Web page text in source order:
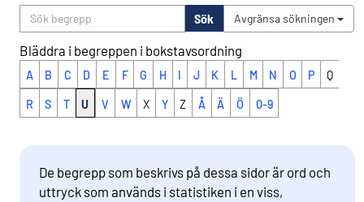
Sök Avgränsa sökningen
Bläddra i begreppen i bokstavsordning
A B C D E F G H I J K L M N O P Q
R S T U V W X Y Z Å Ä Ö 0-9
De begrepp som beskrivs på dessa sidor är ord och
uttryck som används i statistiken i en viss,